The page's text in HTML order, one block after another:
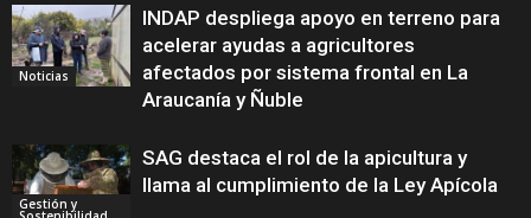
Noticias
INDAP despliega apoyo en terreno para
acelerar ayudas a agricultores
afectados por sistema frontal en La
Araucanía y Ñuble
Gestión y
SAG destaca el rol de la apicultura y
llama al cumplimiento de la Ley Apícola